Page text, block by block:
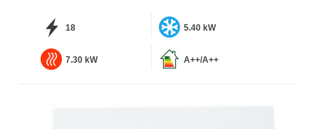
18 5.40 kW
7.30 kW A++/A++